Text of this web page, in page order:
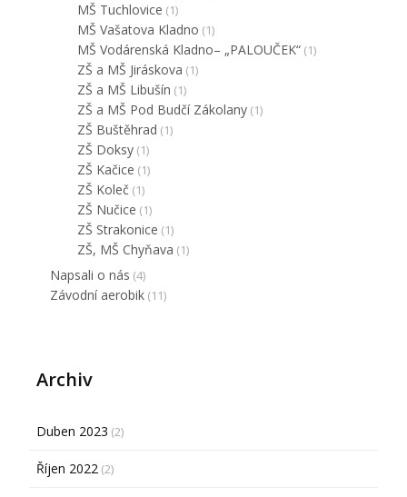
MŠ Tuchlovice (1)
MŠ Vašatova Kladno (1)
MŠ Vodárenská Kladno– „PALOUČEK“ (1)
ZŠ a MŠ Jiráskova (1)
ZŠ a MŠ Libušín (1)
ZŠ a MŠ Pod Budčí Zákolany (1)
ZŠ Buštěhrad (1)
ZŠ Doksy (1)
ZŠ Kačice (1)
ZŠ Koleč (1)
ZŠ Nučice (1)
ZŠ Strakonice (1)
ZŠ, MŠ Chyňava (1)
Napsali o nás (4)
Závodní aerobik (11)
Archiv
Duben 2023 (2)
Říjen 2022 (2)